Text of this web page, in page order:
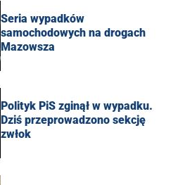
Seria wypadków
samochodowych na drogach
Mazowsza
Polityk PiS zginął w wypadku.
Dziś przeprowadzono sekcję
zwłok